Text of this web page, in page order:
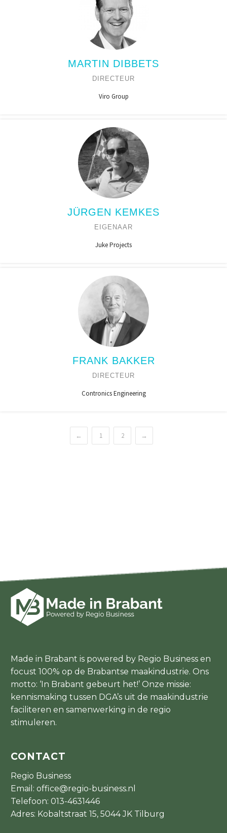
MARTIN DIBBETS
DIRECTEUR
Viro Group
JÜRGEN KEMKES
EIGENAAR
Juke Projects
FRANK BAKKER
DIRECTEUR
Contronics Engineering
← 1 2 →
Made in Brabant is powered by Regio Business en
focust 100% op de Brabantse maakindustrie. Ons
motto: ‘In Brabant gebeurt het!’ Onze missie:
kennismaking tussen DGA’s uit de maakindustrie
faciliteren en samenwerking in de regio
stimuleren.
CONTACT
Regio Business
Email: office@regio-business.nl
Telefoon: 013-4631446
Adres: Kobaltstraat 15, 5044 JK Tilburg